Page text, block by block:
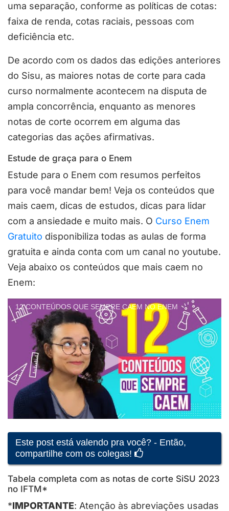
uma separação, conforme as políticas de cotas:
faixa de renda, cotas raciais, pessoas com
deficiência etc.
De acordo com os dados das edições anteriores
do Sisu, as maiores notas de corte para cada
curso normalmente acontecem na disputa de
ampla concorrência, enquanto as menores
notas de corte ocorrem em alguma das
categorias das ações afirmativas.
Estude de graça para o Enem
Estude para o Enem com resumos perfeitos
para você mandar bem! Veja os conteúdos que
mais caem, dicas de estudos, dicas para lidar
com a ansiedade e muito mais. O Curso Enem
Gratuito disponibiliza todas as aulas de forma
gratuita e ainda conta com um canal no youtube.
Veja abaixo os conteúdos que mais caem no
Enem:
12 CONTEÚDOS QUE SEMPRE CAEM NO ENEM
Este post está valendo pra você? - Então,
compartilhe com os colegas!
Tabela completa com as notas de corte SiSU 2023
no IFTM*
*IMPORTANTE: Atenção às abreviações usadas